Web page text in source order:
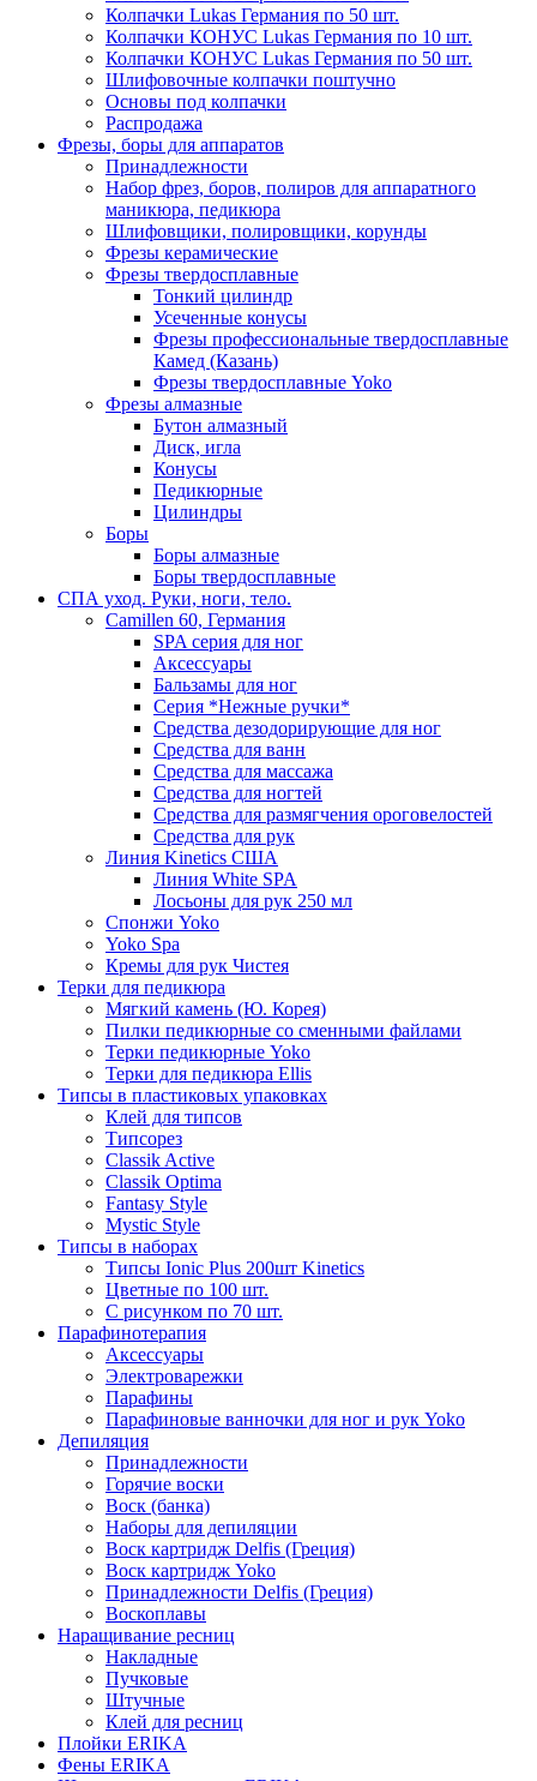
Колпачки Lukas Германия по 50 шт.
Колпачки КОНУС Lukas Германия по 10 шт.
Колпачки КОНУС Lukas Германия по 50 шт.
Шлифовочные колпачки поштучно
Основы под колпачки
Распродажа
Фрезы, боры для аппаратов
Принадлежности
Набор фрез, боров, полиров для аппаратного
маникюра, педикюра
Шлифовщики, полировщики, корунды
Фрезы керамические
Фрезы твердосплавные
Тонкий цилиндр
Усеченные конусы
Фрезы профессиональные твердосплавные
Камед (Казань)
Фрезы твердосплавные Yoko
Фрезы алмазные
Бутон алмазный
Диск, игла
Конусы
Педикюрные
Цилиндры
Боры
Боры алмазные
Боры твердосплавные
СПА уход. Руки, ноги, тело.
Camillen 60, Германия
SPA серия для ног
Аксессуары
Бальзамы для ног
Серия *Нежные ручки*
Средства дезодорирующие для ног
Средства для ванн
Средства для массажа
Средства для ногтей
Средства для размягчения ороговелостей
Средства для рук
Линия Kinetics США
Линия White SPA
Лосьоны для рук 250 мл
Спонжи Yoko
Yoko Spa
Кремы для рук Чистея
Терки для педикюра
Мягкий камень (Ю. Корея)
Пилки педикюрные со сменными файлами
Терки педикюрные Yoko
Терки для педикюра Ellis
Типсы в пластиковых упаковках
Клей для типсов
Типсорез
Classik Active
Classik Optima
Fantasy Style
Mystic Style
Типсы в наборах
Типсы Ionic Plus 200шт Kinetics
Цветные по 100 шт.
С рисунком по 70 шт.
Парафинотерапия
Аксессуары
Электроварежки
Парафины
Парафиновые ванночки для ног и рук Yoko
Депиляция
Принадлежности
Горячие воски
Воск (банка)
Наборы для депиляции
Воск картридж Delfis (Греция)
Воск картридж Yoko
Принадлежности Delfis (Греция)
Воскоплавы
Наращивание ресниц
Накладные
Пучковые
Штучные
Клей для ресниц
Плойки ERIKA
Фены ERIKA